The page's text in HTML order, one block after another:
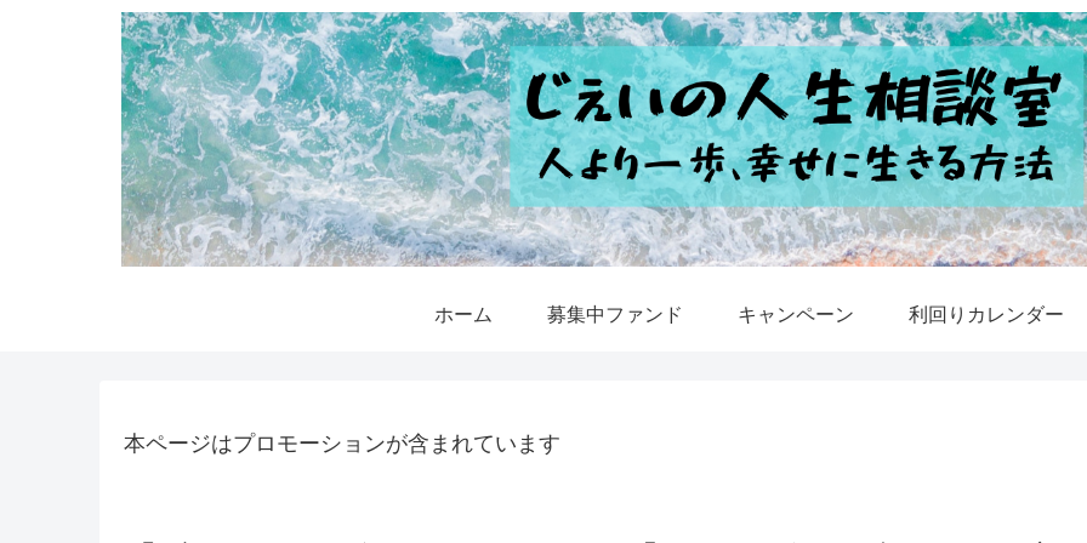
ホーム 募集中ファンド キャンペーン 利回りカレンダー
本ページはプロモーションが含まれています